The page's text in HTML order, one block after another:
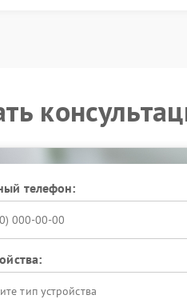
телефон:
тип устройства